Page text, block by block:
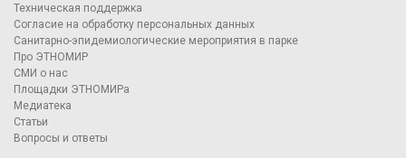
Техническая поддержка
Согласие на обработку персональных данных
Санитарно-эпидемиологические мероприятия в парке
Про ЭТНОМИР
СМИ о нас
Площадки ЭТНОМИРа
Медиатека
Статьи
Вопросы и ответы